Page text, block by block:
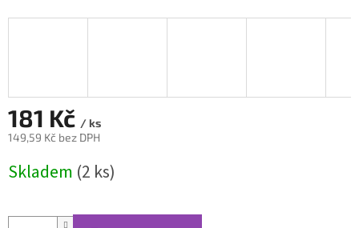
181 Kč / ks
149,59 Kč bez DPH
cena:
Skladem (2 ks)